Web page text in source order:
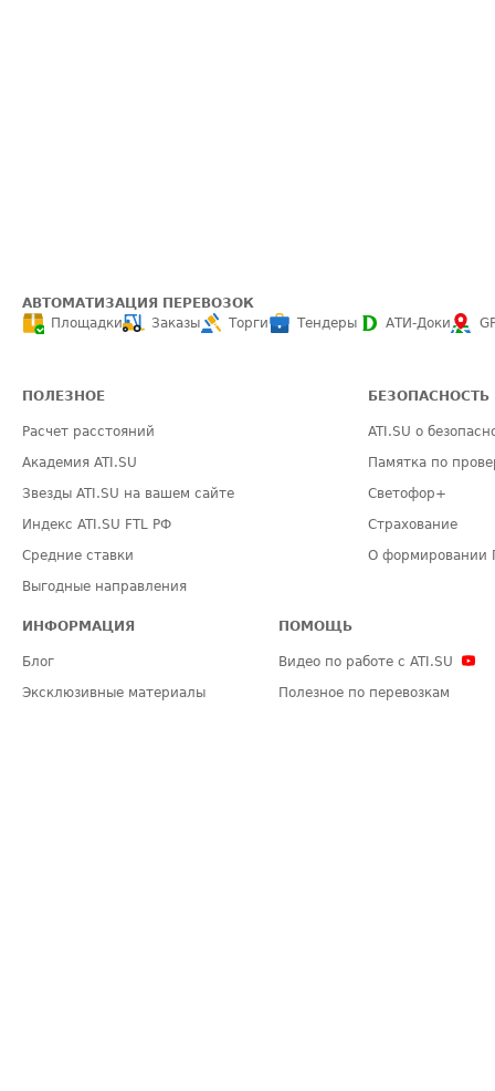
АВТОМАТИЗАЦИЯ ПЕРЕВОЗОК
Площадки
Заказы Торги Тендеры АТИ-Доки
ПОЛЕЗНОЕ
Расчет расстояний
Академия ATI.SU
Звезды ATI.SU на вашем сайте
Индекс ATI.SU FTL РФ
Средние ставки
Выгодные направления
БЕЗОПАСНОСТЬ
ATI.SU о
Памятка по
Светофор+
Страхование
О формировании
ИНФОРМАЦИЯ
Блог
Эксклюзивные материалы
ПОМОЩЬ
Видео по работе с ATI.SU
Полезное по перевозкам